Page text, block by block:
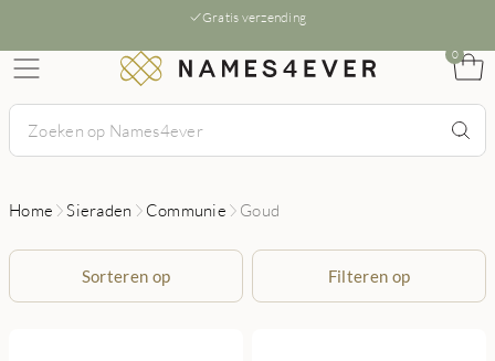
Gratis verzending
0
Home Sieraden Communie Goud
Sorteren op Filteren op